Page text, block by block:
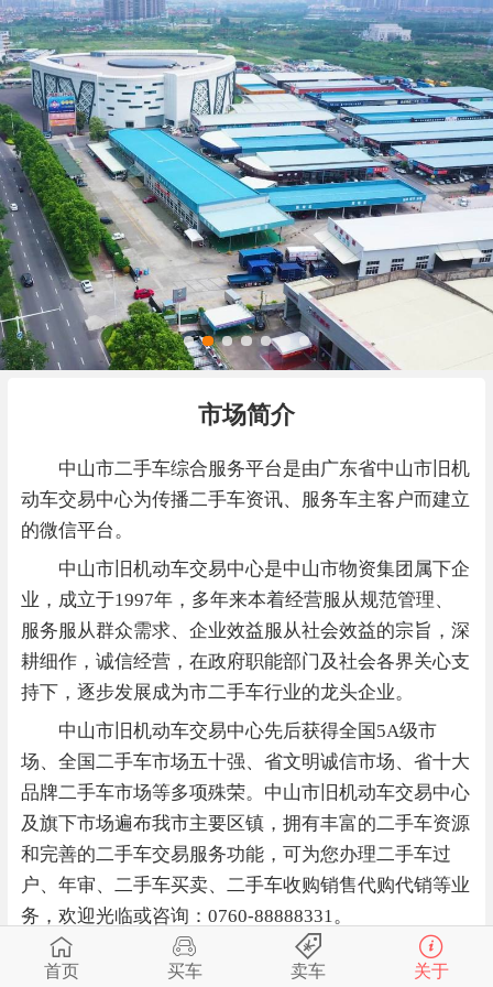
市场简介
中山市二手车综合服务平台是由广东省中山市旧机
动车交易中心为传播二手车资讯、服务车主客户而建立
的微信平台。
中山市旧机动车交易中心是中山市物资集团属下企
业，成立于1997年，多年来本着经营服从规范管理、
服务服从群众需求、企业效益服从社会效益的宗旨，深
耕细作，诚信经营，在政府职能部门及社会各界关心支
持下，逐步发展成为市二手车行业的龙头企业。
中山市旧机动车交易中心先后获得全国5A级市
场、全国二手车市场五十强、省文明诚信市场、省十大
品牌二手车市场等多项殊荣。中山市旧机动车交易中心
及旗下市场遍布我市主要区镇，拥有丰富的二手车资源
和完善的二手车交易服务功能，可为您办理二手车过
户、年审、二手车买卖、二手车收购销售代购代销等业
务，欢迎光临或咨询：0760-88888331。
首页 买车 卖车 关于